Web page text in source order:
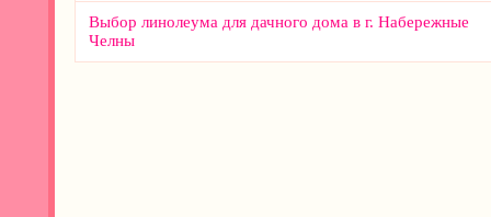
Выбор линолеума для дачного дома в г. Набережные
Челны